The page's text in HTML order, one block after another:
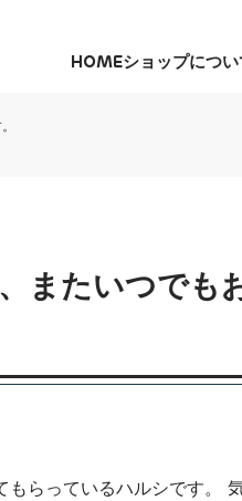
HOMEショップについ
またいつでも
らっているハルシです。